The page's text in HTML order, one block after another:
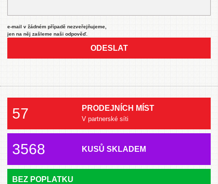
e-mail v žádném případě nezveřejňujeme,
jen na něj zašleme naši odpověď.
ODESLAT
57 PRODEJNÍCH MÍST
V partnerské síti
3568 KUSŮ SKLADEM
BEZ POPLATKU